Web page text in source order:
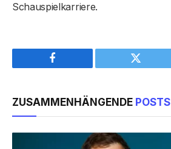
Schauspielkarriere.
Facebook Twitter
ZUSAMMENHÄNGENDE POSTS